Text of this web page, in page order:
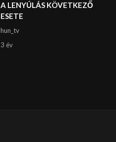
A LENYÚLÁS KÖVETKEZŐ
ESETE
hun_tv
3 év